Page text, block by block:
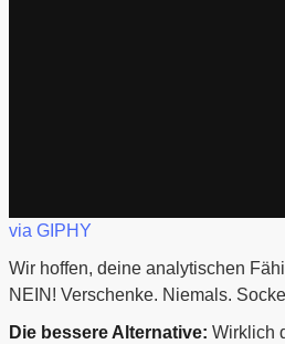
via GIPHY
Wir hoffen, deine analytischen
NEIN! Verschenke. Niemals.
Die bessere Alternative: Wirklich